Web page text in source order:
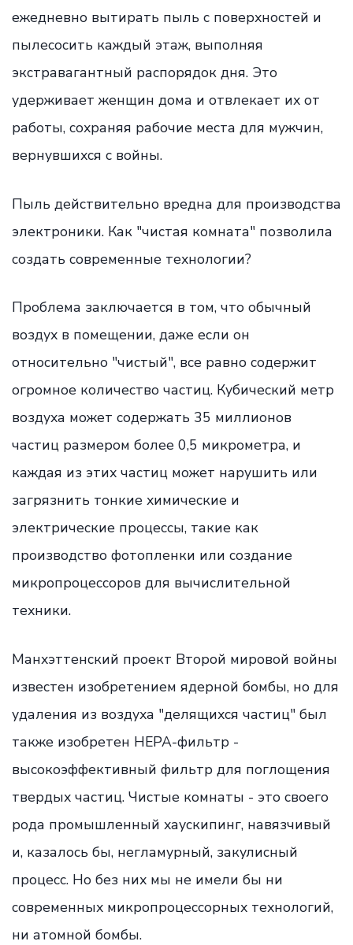
ежедневно вытирать пыль с поверхностей и
пылесосить каждый этаж, выполняя
экстравагантный распорядок дня. Это
удерживает женщин дома и отвлекает их от
работы, сохраняя рабочие места для мужчин,
вернувшихся с войны.
Пыль действительно вредна для производства
электроники. Как "чистая комната" позволила
создать современные технологии?
Проблема заключается в том, что обычный
воздух в помещении, даже если он
относительно "чистый", все равно содержит
огромное количество частиц. Кубический метр
воздуха может содержать 35 миллионов
частиц размером более 0,5 микрометра, и
каждая из этих частиц может нарушить или
загрязнить тонкие химические и
электрические процессы, такие как
производство фотопленки или создание
микропроцессоров для вычислительной
техники.
Манхэттенский проект Второй мировой войны
известен изобретением ядерной бомбы, но для
удаления из воздуха "делящихся частиц" был
также изобретен HEPA-фильтр -
высокоэффективный фильтр для поглощения
твердых частиц. Чистые комнаты - это своего
рода промышленный хаускипинг, навязчивый
и, казалось бы, негламурный, закулисный
процесс. Но без них мы не имели бы ни
современных микропроцессорных технологий,
ни атомной бомбы.